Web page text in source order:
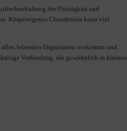
der Flüssigkeit und
Körpereigenes Chondroitin kann viel
lebenden Organismen vorkommt und
Verbindung, die gewöhnlich in kleinen